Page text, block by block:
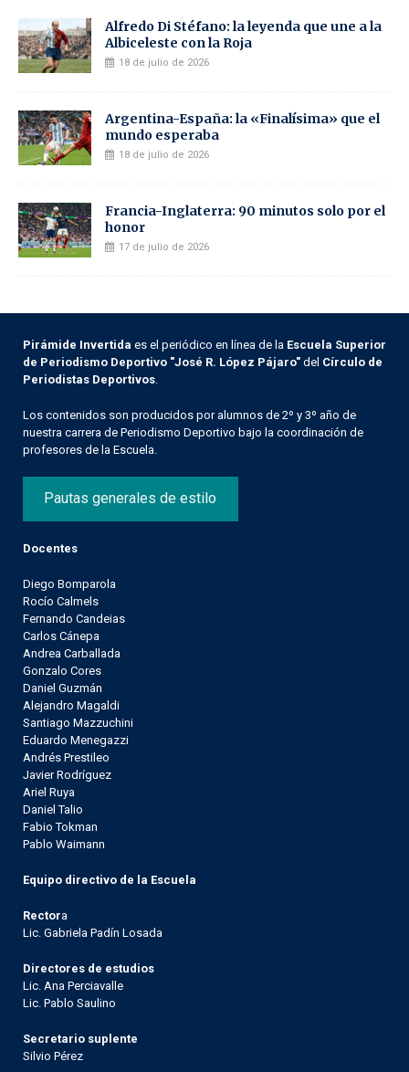
Alfredo Di Stéfano: la leyenda que une a la
Albiceleste con la Roja
18 de julio de 2026
Argentina-España: la «Finalísima» que el
mundo esperaba
18 de julio de 2026
Francia-Inglaterra: 90 minutos solo por el
honor
17 de julio de 2026
Pirámide Invertida es el periódico en línea de la Escuela Superior
de Periodismo Deportivo "José R. López Pájaro" del Círculo de
Periodistas Deportivos
Los contenidos son producidos por alumnos de 2º y 3º año de
nuestra carrera de Periodismo Deportivo bajo la coordinación de
profesores de la Escuela.
Pautas generales de estilo
Docentes
Diego Bomparola
Rocío Calmels
Fernando Candeias
Carlos Cánepa
Andrea Carballada
Gonzalo Cores
Daniel Guzmán
Alejandro Magaldi
Santiago Mazzuchini
Eduardo Menegazzi
Andrés Prestileo
Javier Rodríguez
Ariel Ruya
Daniel Talio
Fabio Tokman
Pablo Waimann
Equipo directivo de la Escuela
Rectora
Lic. Gabriela Padín Losada
Directores de estudios
Lic. Ana Perciavalle
Lic. Pablo Saulino
Secretario suplente
Silvio Pérez